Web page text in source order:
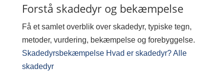
Forstå skadedyr og bekæmpelse
Få et samlet overblik over skadedyr, typiske tegn,
metoder, vurdering, bekæmpelse og forebyggelse.
Skadedyrsbekæmpelse Hvad er skadedyr?Alle
skadedyr